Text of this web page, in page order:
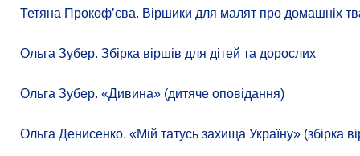
Тетяна Прокоф’єва. Віршики для малят про домашніх
Ольга Зубер. Збірка віршів для дітей та дорослих
Ольга Зубер. «Дивина» (дитяче оповідання)
Ольга Денисенко. «Мій татусь захища Україну» (збірка